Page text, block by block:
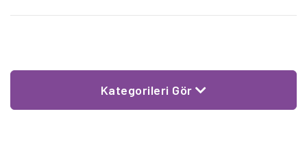
Kategorileri Gör